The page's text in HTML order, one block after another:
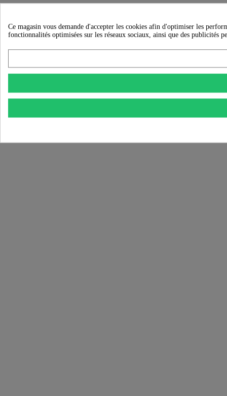
Ce magasin vous demande d'accepter les cookies afin d'optimiser les
fonctionnalités optimisées sur les réseaux sociaux, ainsi que des publicités